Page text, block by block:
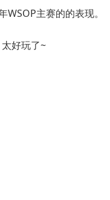
主赛的的表现。
好玩了~